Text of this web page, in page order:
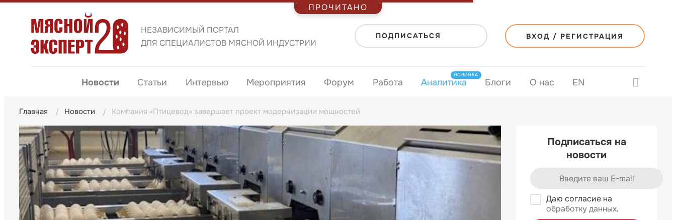
НЕЗАВИСИМЫЙ ПОРТАЛ
ДЛЯ СПЕЦИАЛИСТОВ МЯСНОЙ ИНДУСТРИИ
ПОДПИСАТЬСЯ ВХОД / РЕГИСТРАЦИЯ
Новости Статьи Интервью Мероприятия Форум Работа Аналитика
НОВИНКА
Блоги О нас EN
Главная Новости Компания «Птицевод» завершает проект модернизации мощностей
Подписаться на
новости
Даю согласие на
обработку данных.
ПРОЧИТАНО